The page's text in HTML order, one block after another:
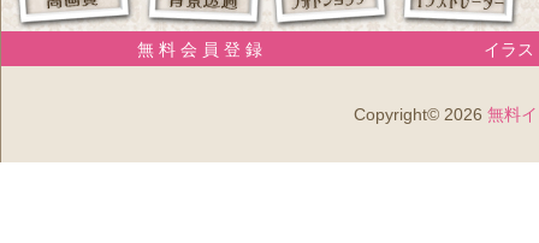
無 料 会 員 登 録 イラス
Copyright© 2026 無料